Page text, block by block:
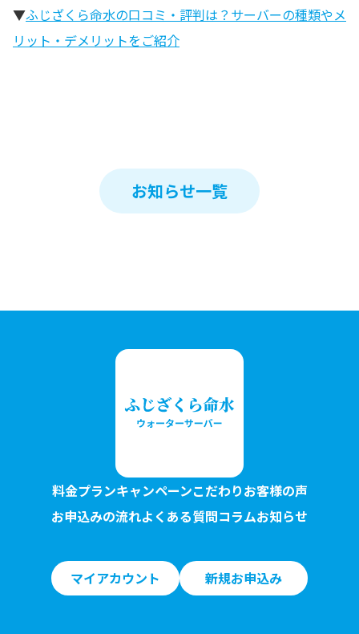
▼ふじざくら命水の口コミ・評判は？サーバーの種類やメ
リット・デメリットをご紹介
お知らせ一覧
料金プランキャンペーンこだわりお客様の声
お申込みの流れよくある質問コラムお知らせ
マイアカウント 新規お申込み